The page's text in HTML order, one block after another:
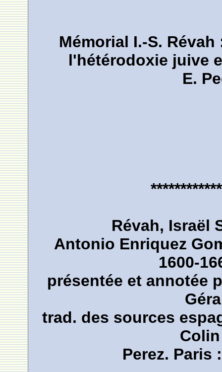
Mémorial I.-S.
l'hétérodoxie juive
E.
Révah, Israël
Antonio Enriquez
1600-
présentée et annotée
trad. des sources
Perez. Paris